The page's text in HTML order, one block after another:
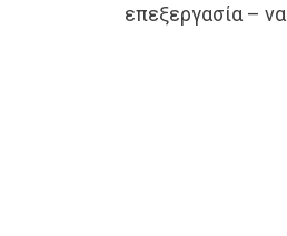
επεξεργασία –